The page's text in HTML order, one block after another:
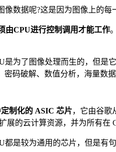
像数据呢?这是因为图像上的
由CPU进行控制调用才能工作
是为了图像处理而生的，但是
码破解、数值分析，海量数
定制化的 ASIC 芯片，它由谷歌
展的云计算资源，并为所有在
都是较为通用的芯片，但是有